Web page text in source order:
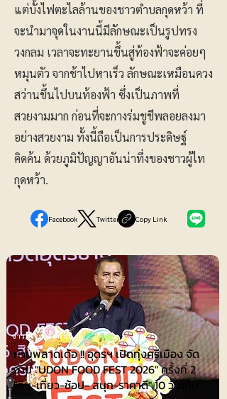
แต่บั้งไฟตะไลล้านของชาวตำบลกุดหว้า ที่
จะนำมาจุดในงานนี้มีลักษณะเป็นรูปทรง
วงกลม เวลาจะทะยานขึ้นสู่ท้องฟ้าจะค่อยๆ
หมุนตัว จากช้าไปหาเร็ว ลักษณะเหมือนควง
สว่านขึ้นไปบนท้องฟ้า ซึ่งเป็นภาพที่
สวยงามมาก ก่อนที่จะกางร่มชูชีพลอยลงมา
อย่างสวยงาม ทั้งนี้ถือเป็นการประดิษฐ์
คิดค้น ด้วยภูมิปัญญาอันน่าทึ่งของชาวผู้ไท
กุดหว้า.
Facebook Twitter Copy Link
ข่าวประชาสัมพันธ์
ห้ามพลาดเด้อ !! อุดรฯ เปิดทุ่งศรีเมือง จัด
งาน "UDON FOOD FEST 2026" ครั้งที่ 2
"กิน-เที่ยว-ช้อป- สนุก-ราคาดี" 10 วันเต็ม